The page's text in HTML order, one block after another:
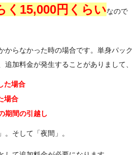
く15,000円くらいなので
からなかった時の場合です。単身パック
追加料金が発生することがありまして、
た場合
場合
期間の引越し
。そして「夜間」。